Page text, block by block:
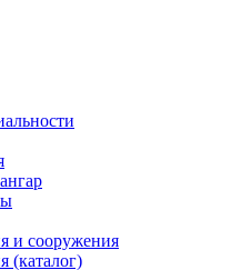
и сооружения
(каталог)